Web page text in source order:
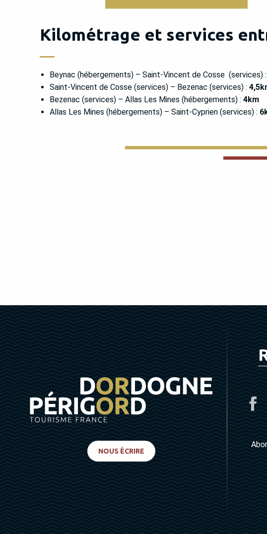
Kilométrage et services
Beynac (hébergements) – Saint-Vincent de Cosse (services) :
Saint-Vincent de Cosse (services) – Bezenac (services) :
Bezenac (services) – Allas Les Mines (hébergements) : 4km
Allas Les Mines (hébergements) – Saint-Cyprien (services) :
NOUS ÉCRIRE